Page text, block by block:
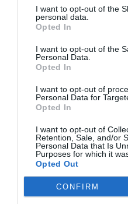
I want to opt-out of the
personal data.
Opted In
I want to opt-out of the
Personal Data.
Opted In
I want to opt-out of
Personal Data for
Opted In
I want to opt-out of
Retention, Sale, and/or
Personal Data that Is
Purposes for which it
Opted Out
CONFIRM
munkahelyek
Az MVM Csoport
beruházásában kiváló
meglévő
konzorcium.
megawattnyi
kapacitás létesül,
zöldenergia-termelők
rendszerbe illesztését
Forrás: MTI